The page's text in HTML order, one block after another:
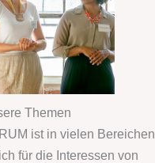
Themen
ist in vielen Bereichen
für die Interessen von